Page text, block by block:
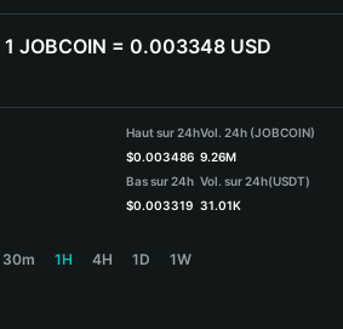
1 JOBCOIN = 0.003348 USD
Haut sur 24h
$0.003486
Bas sur 24h
$0.003319
Vol. 24h (JOBCOIN)
9.26M
Vol. sur 24h(USDT)
31.01K
30m 1H 4H 1D 1W